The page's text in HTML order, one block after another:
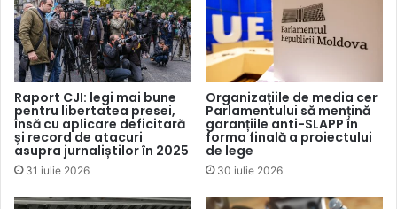
confirmat pornirea cauzei pe fals în acte, iar la momentul
publicării nimeni din persoanele vizate nu au calitate de
bănuit.
Cererea de chemare în judecată a fost respinsă de
magistratul Eduard Balan de la Judecătoria Bălți, sediul
Central, la 19 decembrie.
Hotărârea
de la data adoptării.
Raport CJI: legi mai bune
pentru libertatea presei,
însă cu aplicare deficitară
și record de atacuri
asupra jurnaliștilor în 2025
31 iulie 2026
Organizațiile de media cer
Parlamentului să mențină
garanțiile anti-SLAPP în
forma finală a proiectului
de lege
30 iulie 2026